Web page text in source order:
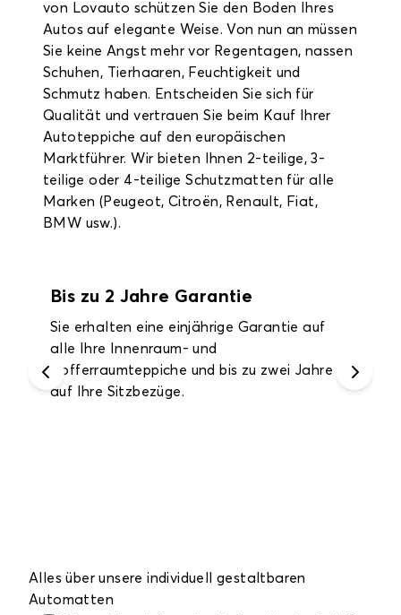
von Lovauto schützen Sie den Boden Ihres
Autos auf elegante Weise. Von nun an müssen
Sie keine Angst mehr vor Regentagen, nassen
Schuhen, Tierhaaren, Feuchtigkeit und
Schmutz haben. Entscheiden Sie sich für
Qualität und vertrauen Sie beim Kauf Ihrer
Autoteppiche auf den europäischen
Marktführer. Wir bieten Ihnen 2-teilige, 3-
teilige oder 4-teilige Schutzmatten für alle
Marken (Peugeot, Citroën, Renault, Fiat,
BMW usw.).
Bis zu 2 Jahre Garantie
Sie erhalten eine einjährige Garantie auf
alle Ihre Innenraum- und
Kofferraumteppiche und bis zu zwei Jahre
auf Ihre Sitzbezüge.
Alles über unsere individuell gestaltbaren
Automatten